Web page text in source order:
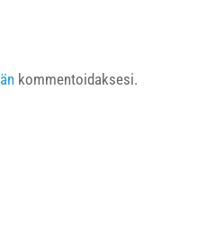
kommentoidaksesi.